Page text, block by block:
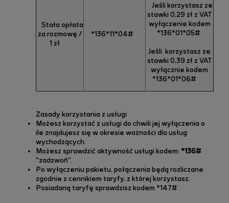
Stała opłata
za rozmowę /
1 zł
*136*11*04#
Jeśli korzystasz ze
stawki 0,29 zł z VAT
wyłączenie kodem
*136*01*05#
Jeśli korzystasz ze
stawki 0,39 zł z VAT
wyłącznie kodem
*136*01*06#
Zasady korzystania z usługi
Możesz korzystać z usługi do chwili jej wyłączenia o
ile znajdujesz się w okresie ważności dla usług
wychodzących.
Możesz sprawdzić aktywność usługi kodem: *136#
"zadzwoń".
Po wyłączeniu pakietu, połączenia będą rozliczane
zgodnie z cennikiem taryfy, z której korzystasz.
Posiadaną taryfę sprawdzisz kodem *147#